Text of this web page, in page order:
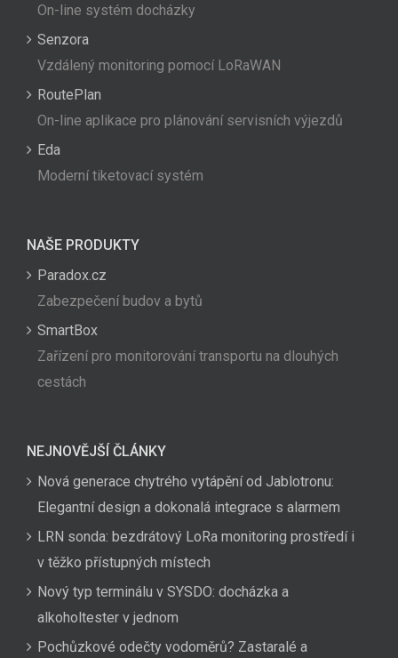
On-line systém docházky
Senzora
Vzdálený monitoring pomocí LoRaWAN
RoutePlan
On-line aplikace pro plánování servisních výjezdů
Eda
Moderní tiketovací systém
NAŠE PRODUKTY
Paradox.cz
Zabezpečení budov a bytů
SmartBox
Zařízení pro monitorování transportu na dlouhých
cestách
NEJNOVĚJŠÍ ČLÁNKY
Nová generace chytrého vytápění od Jablotronu:
Elegantní design a dokonalá integrace s alarmem
LRN sonda: bezdrátový LoRa monitoring prostředí i
v těžko přístupných místech
Nový typ terminálu v SYSDO: docházka a
alkoholtester v jednom
Pochůzkové odečty vodoměrů? Zastaralé a